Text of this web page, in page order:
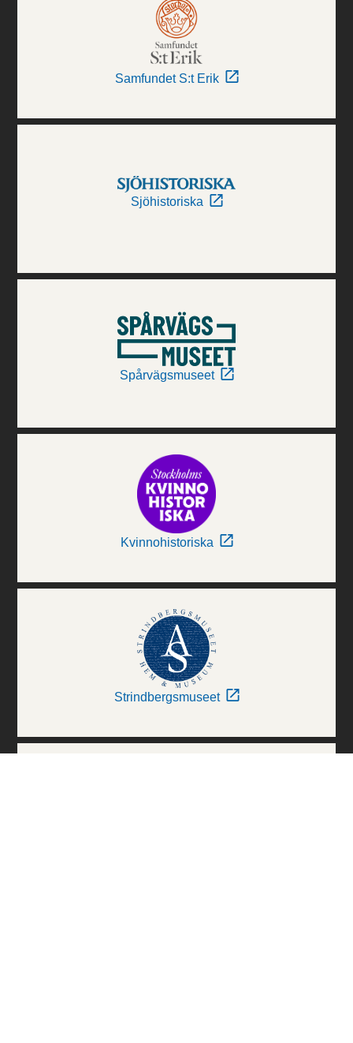
Samfundet S:t Erik
Sjöhistoriska
Spårvägsmuseet
Kvinnohistoriska
Strindbergsmuseet